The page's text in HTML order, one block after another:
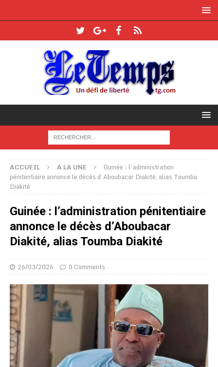
ACCUEIL A LA UNE
Guinée : l’administration
pénitentiaire annonce le décès d’Aboubacar Diakité, alias Toumba
Diakité
Guinée : l’administration pénitentiaire
annonce le décès d’Aboubacar
Diakité, alias Toumba Diakité
26/03/2026 0 Comments